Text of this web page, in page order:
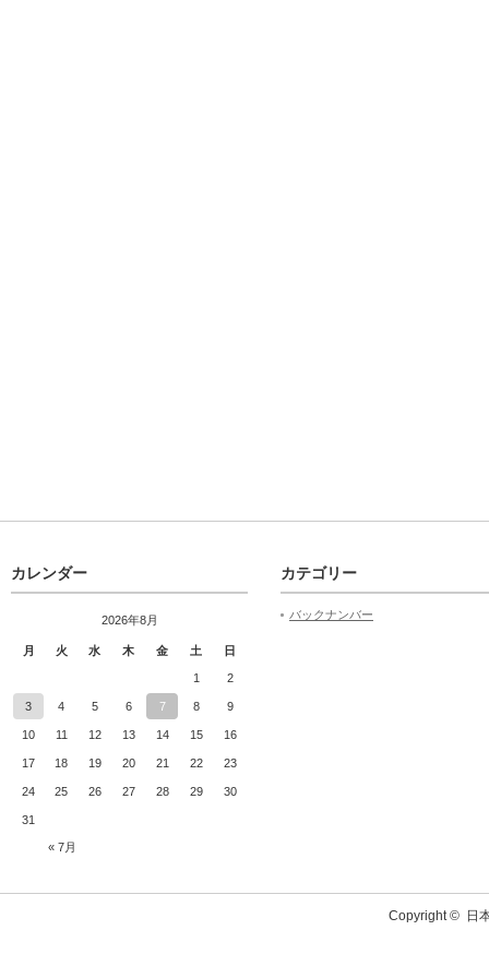
カレンダー
2026年8月
月 火 水 木 金 土 日
« 7月
1 2
3 4 5 6 7 8 9
10 11 12 13 14 15 16
17 18 19 20 21 22 23
24 25 26 27 28 29 30
31
カテゴリー
バックナンバー
Copyright © 日